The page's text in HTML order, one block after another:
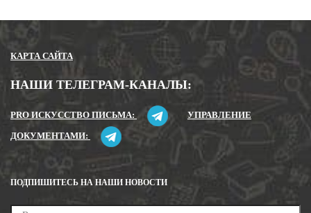
КАРТА САЙТА
НАШИ ТЕЛЕГРАМ-КАНАЛЫ:
PRO ИСКУССТВО ПИСЬМА:
УПРАВЛЕНИЕ
ДОКУМЕНТАМИ:
ПОДПИШИТЕСЬ НА НАШИ НОВОСТИ